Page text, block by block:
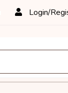
Login/